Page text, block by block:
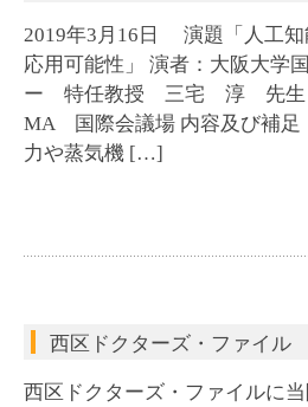
2019年3月16日 演題「人工知
応用可能性」 演者：大阪大学
ー 特任教授 三宅 淳 先生
MA 国際会議場 内容及び補足
力や蒸気機 […]
西区ドクターズ・ファイル
西区ドクターズ・ファイルに当